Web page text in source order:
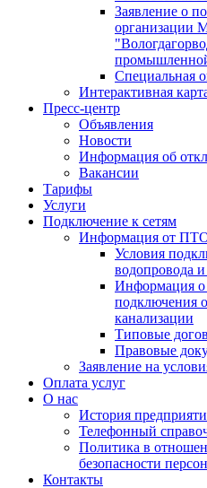
Заявление о
Специальная
Интерактивная
Пресс-центр
Объявления
Новости
Информация об
Вакансии
Тарифы
Услуги
Подключение к сетям
Информация от
Условия
водопровода
Информация о
подключения
канализации
Типовые
Правовые
Заявление на
Оплата услуг
О нас
История
Телефонный
Политика в
безопасности
Контакты